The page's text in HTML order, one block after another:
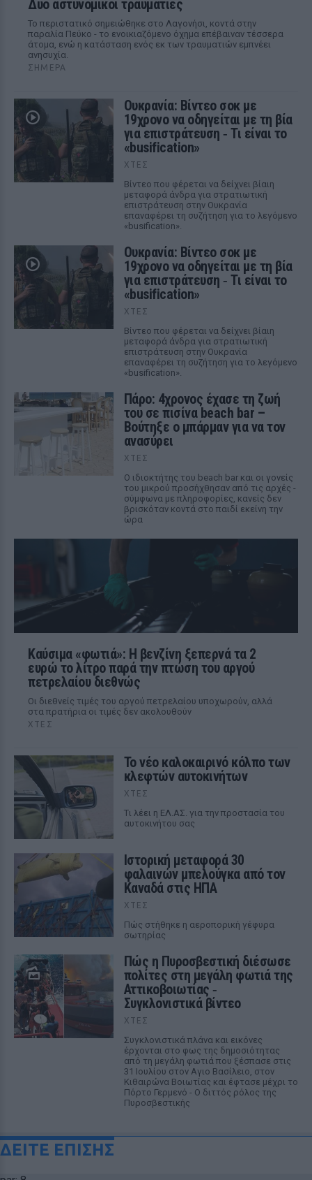
Δύο αστυνομικοί τραυματίες
Το περιστατικό σημειώθηκε στο Λαγονήσι, κοντά στην
παραλία Πεύκο - το ενοικιαζόμενο όχημα επέβαιναν τέσσερα
άτομα, ενώ η κατάσταση ενός εκ των τραυματιών εμπνέει
ανησυχία.
ΣΉΜΕΡΑ
Ουκρανία: Βίντεο σοκ με
19χρονο να οδηγείται με τη βία
για επιστράτευση ‑ Τι είναι το
«busification»
ΧΤΕΣ
Βίντεο που φέρεται να δείχνει βίαιη
μεταφορά άνδρα για στρατιωτική
επιστράτευση στην Ουκρανία
επαναφέρει τη συζήτηση για το λεγόμενο
«busification».
Ουκρανία: Βίντεο σοκ με
19χρονο να οδηγείται με τη βία
για επιστράτευση ‑ Τι είναι το
«busification»
ΧΤΕΣ
Βίντεο που φέρεται να δείχνει βίαιη
μεταφορά άνδρα για στρατιωτική
επιστράτευση στην Ουκρανία
επαναφέρει τη συζήτηση για το λεγόμενο
«busification».
Πάρο: 4χρονος έχασε τη ζωή
του σε πισίνα beach bar –
Βούτηξε ο μπάρμαν για να τον
ανασύρει
ΧΤΕΣ
Ο ιδιοκτήτης του beach bar και οι γονείς
του μικρού προσήχθησαν από τις αρχές -
σύμφωνα με πληροφορίες, κανείς δεν
βρισκόταν κοντά στο παιδί εκείνη την
ώρα
Καύσιμα «φωτιά»: Η βενζίνη ξεπερνά τα 2
ευρώ το λίτρο παρά την πτώση του αργού
πετρελαίου διεθνώς
Οι διεθνείς τιμές του αργού πετρελαίου υποχωρούν, αλλά
στα πρατήρια οι τιμές δεν ακολουθούν
ΧΤΕΣ
Το νέο καλοκαιρινό κόλπο των
κλεφτών αυτοκινήτων
ΧΤΕΣ
Tι λέει η ΕΛ.ΑΣ. για την προστασία του
αυτοκινήτου σας
Ιστορική μεταφορά 30
φαλαινών μπελούγκα από τον
Καναδά στις ΗΠΑ
ΧΤΕΣ
Πώς στήθηκε η αεροπορική γέφυρα
σωτηρίας
Πώς η Πυροσβεστική διέσωσε
πολίτες στη μεγάλη φωτιά της
Αττικοβοιωτίας ‑
Συγκλονιστικά βίντεο
ΧΤΕΣ
Συγκλονιστικά πλάνα και εικόνες
έρχονται στο φως της δημοσιότητας
από τη μεγάλη φωτιά που ξέσπασε στις
31 Ιουλίου στον Αγιο Βασίλειο, στον
Κιθαιρώνα Βοιωτίας και έφτασε μέχρι το
Πόρτο Γερμενό - Ο διττός ρόλος της
Πυροσβεστικής
ΔΕΙΤΕ ΕΠΙΣΗΣ